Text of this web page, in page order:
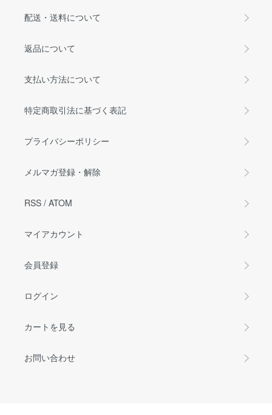
配送・送料について
返品について
支払い方法について
特定商取引法に基づく表記
プライバシーポリシー
メルマガ登録・解除
RSS / ATOM
マイアカウント
会員登録
ログイン
カートを見る
お問い合わせ